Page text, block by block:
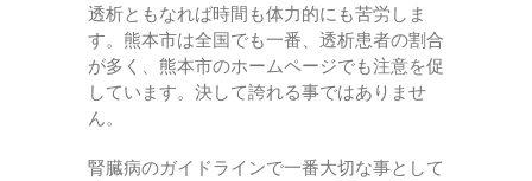
透析ともなれば時間も体力的にも苦労しま
す。熊本市は全国でも一番、透析患者の割合
が多く、熊本市のホームページでも注意を促
しています。決して誇れる事ではありませ
ん。
腎臓病のガイドラインで一番大切な事として